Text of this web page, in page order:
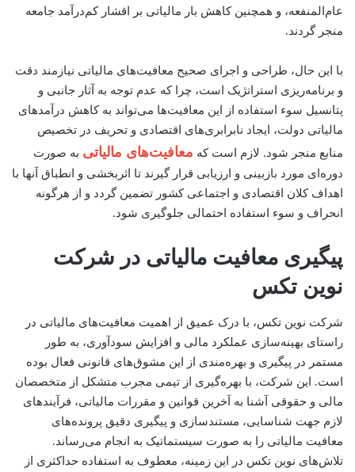
عام‌المنفعه، و همچنین کاهش بار مالیاتی بر اقشار کم‌درآمد جامعه
منجر گردند.
با این حال، طراحی و اجرای صحیح معافیت‌های مالیاتی نیازمند دقت
و برنامه‌ریزی استراتژیک است، چرا که عدم توجه به آثار جانبی و
پتانسیل سوء استفاده از این معافیت‌ها می‌تواند به کاهش درآمدهای
مالیاتی دولت، ایجاد نابرابری‌های اقتصادی و تحریف در تخصیص
منابع منجر شود. لازم است که معافیت‌های مالیاتی به صورت
دوره‌ای مورد بازبینی و ارزیابی قرار گیرند تا اثربخشی و انطباق آنها با
اهداف کلان اقتصادی و اجتماعی کشور تضمین گردد و از هرگونه
انحراف و سوء استفاده احتمالی جلوگیری شود.
پیگیری معافیت مالیاتی در شرکت
نوین تکس
شرکت نوین تکس، با درک عمیق از اهمیت معافیت‌های مالیاتی در
راستای بهینه‌سازی عملکرد مالی و افزایش سودآوری، به طور
مستمر در پیگیری و بهره‌مندی از این مشوق‌های قانونی فعال بوده
است. این شرکت، با بهره‌گیری از تیمی مجرب متشکل از متخصصان
مالی و حقوقی آشنا به آخرین قوانین و مقررات مالیاتی، فرآیندهای
لازم جهت شناسایی، مستندسازی و پیگیری دقیق پرونده‌های
معافیت مالیاتی را به صورت سیستماتیک به انجام می‌رساند.
تلاش‌های نوین تکس در این زمینه، معطوف به استفاده حداکثری از